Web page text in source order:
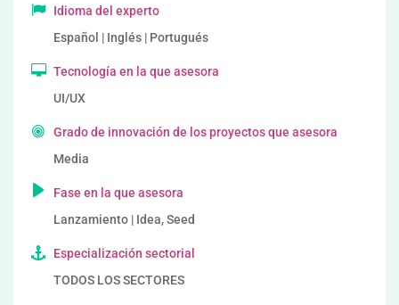
Idioma del experto
Español | Inglés | Portugués
Tecnología en la que asesora
UI/UX
Grado de innovación de los proyectos que asesora
Media
Fase en la que asesora
Lanzamiento | Idea, Seed
Especialización sectorial
TODOS LOS SECTORES